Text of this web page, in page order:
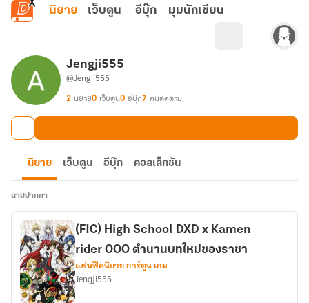
ข้ามไปยังเนื้อหาหลัก
นิยาย เว็บตูน อีบุ๊ก มุมนักเขียน
Jengji555
@Jengji555
2 นิยาย0 เว็บตูน0 อีบุ๊ก7 คนติดตาม
นิยาย เว็บตูน อีบุ๊ก คอลเล็กชัน
นามปากกา
(FIC) High School DXD x Kamen
rider OOO ตำนานบทใหม่ของราชา
แฟนฟิคนิยาย การ์ตูน เกม
Jengji555